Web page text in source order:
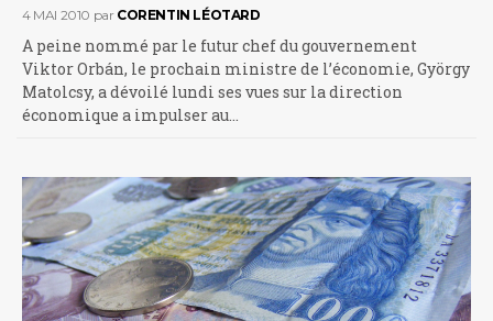
4 MAI 2010 par CORENTIN LÉOTARD
A peine nommé par le futur chef du gouvernement
Viktor Orbán, le prochain ministre de l’économie, György
Matolcsy, a dévoilé lundi ses vues sur la direction
économique a impulser au…